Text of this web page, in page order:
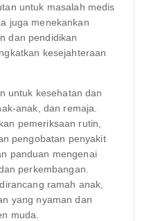
untuk masalah medis
juga menekankan
dan pendidikan
kesejahteraan
untuk kesehatan dan
anak, dan remaja.
pemeriksaan rutin,
pengobatan penyakit
panduan mengenai
perkembangan.
ramah anak,
yang nyaman dan
muda.